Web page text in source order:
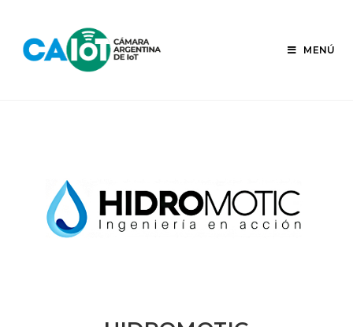
contenido
MENÚ